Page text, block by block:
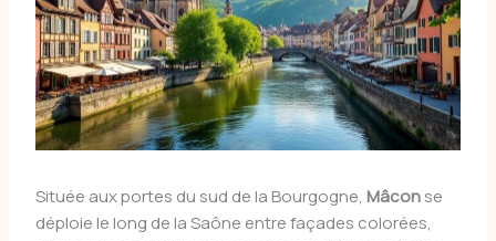
Située aux portes du sud de la Bourgogne, Mâconse
déploie le long de la Saône entre façades colorées,